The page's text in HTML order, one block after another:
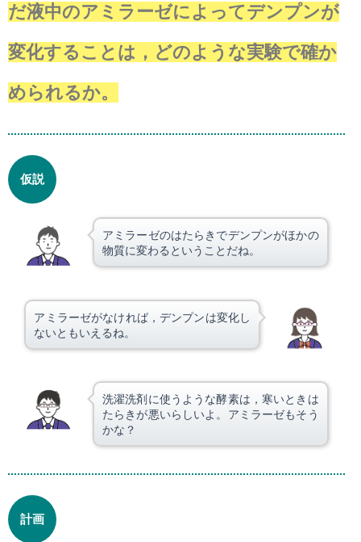
だ液中のアミラーゼによってデンプンが
変化することは，どのような実験で確か
められるか。
仮説
アミラーゼのはたらきでデンプンがほかの
物質に変わるということだね。
アミラーゼがなければ，デンプンは変化し
ないともいえるね。
洗濯洗剤に使うような酵素は，寒いときは
たらきが悪いらしいよ。アミラーゼもそう
かな？
計画